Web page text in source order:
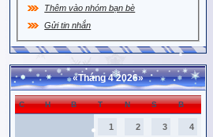
Thêm vào nhóm bạn bè
Gửi tin nhắn
«Tháng 4 2026»
C H B T N S B
1 2 3 4